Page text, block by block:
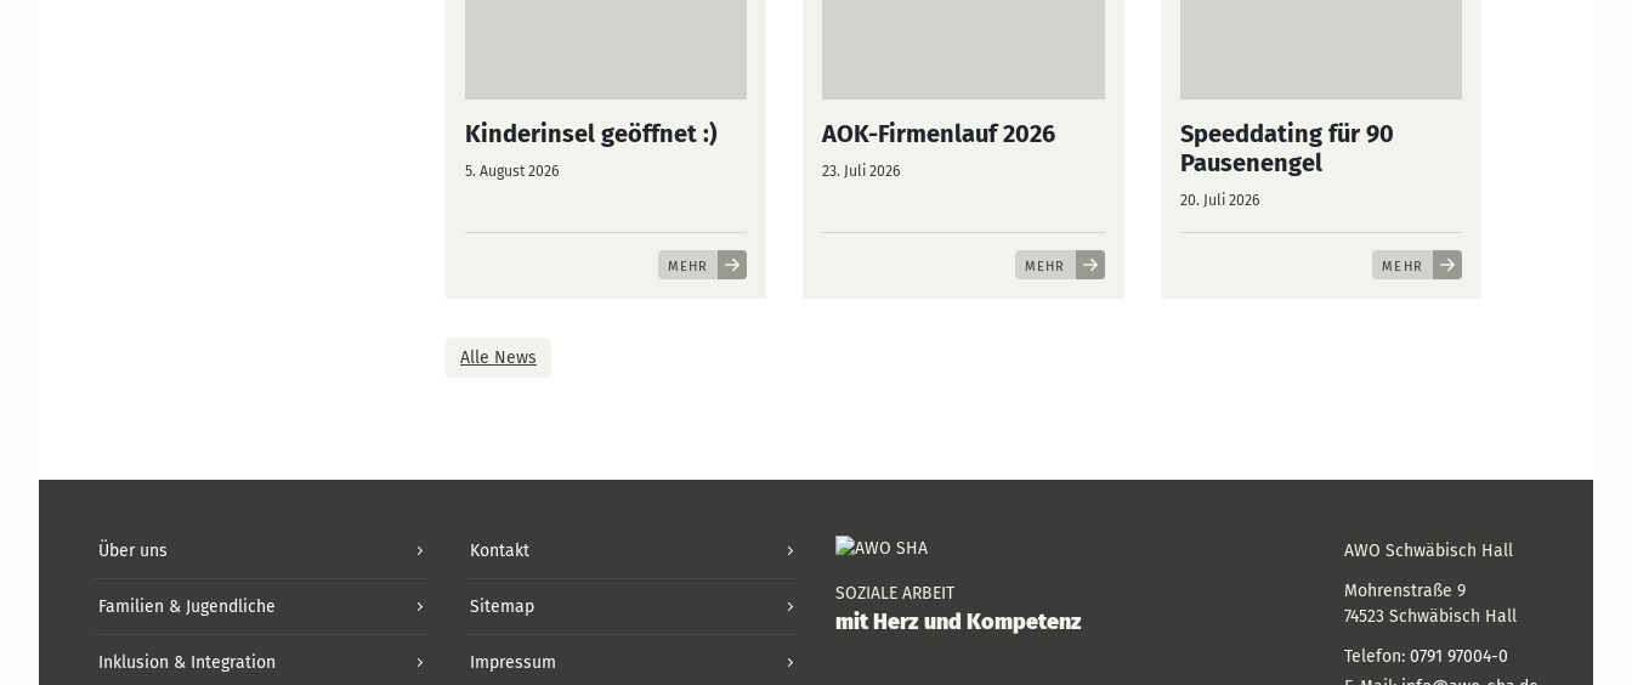
Kinderinsel geöffnet :)
5. August 2026
MEHR
AOK-Firmenlauf 2026
23. Juli 2026
MEHR
Speeddating für 90
Pausenengel
20. Juli 2026
MEHR
Alle News
Über uns
Familien & Jugendliche
Inklusion & Integration
SOZIALE ARBEIT
mit Herz und Kompetenz
AWO Schwäbisch Hall
Mohrenstraße 9
74523 Schwäbisch Hall
Telefon: 0791 97004-0
Kontakt
Sitemap
Impressum